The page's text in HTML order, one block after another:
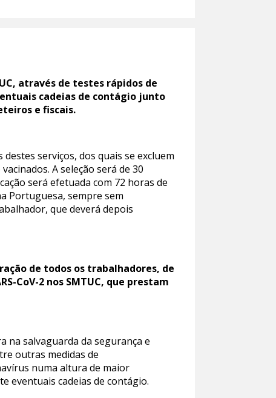
através de testes rápidos de
cadeias de contágio junto
e fiscais.
serviços, dos quais se excluem
A seleção será de 30
será efetuada com 72 horas de
Portuguesa, sempre sem
que deverá depois
de todos os trabalhadores, de
CoV-2 nos SMTUC, que prestam
na salvaguarda da segurança e
outras medidas de
numa altura de maior
eventuais cadeias de contágio.